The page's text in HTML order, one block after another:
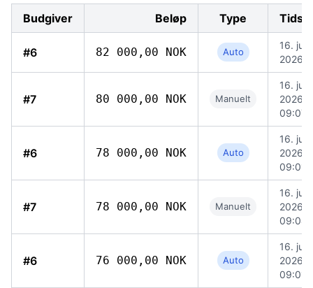
Budgiver Beløp Type
#6 82 000,00 NOK Auto
16. juni
2026,
#7 80 000,00 NOK Manuelt
16. juni
2026,
09:07
#6 78 000,00 NOK Auto
16. juni
2026,
09:01
#7 78 000,00 NOK Manuelt
16. juni
2026,
09:04
#6 76 000,00 NOK Auto
16. juni
2026,
09:01